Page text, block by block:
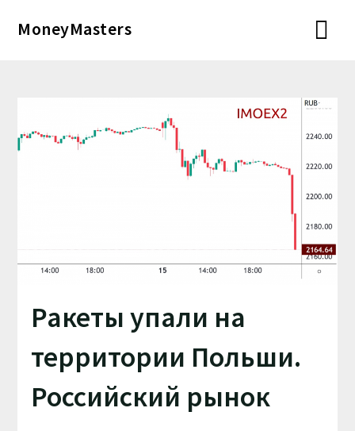
MoneyMasters
Ракеты упали на
территории Польши.
Российский рынок